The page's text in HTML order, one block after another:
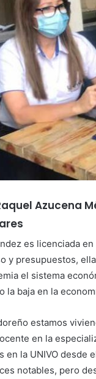
Azucena
es licenciada
y presupuestos,
el sistema
la baja en la
estamos
en la
en la UNIVO desde
notables, pero